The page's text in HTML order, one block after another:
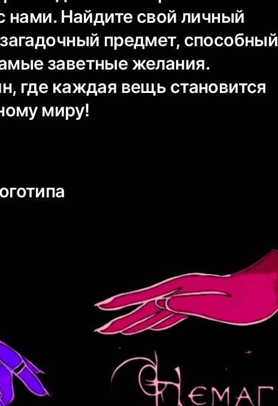
нами. Найдите свой личный
предмет, способный
заветные желания.
где каждая вещь становится
миру!